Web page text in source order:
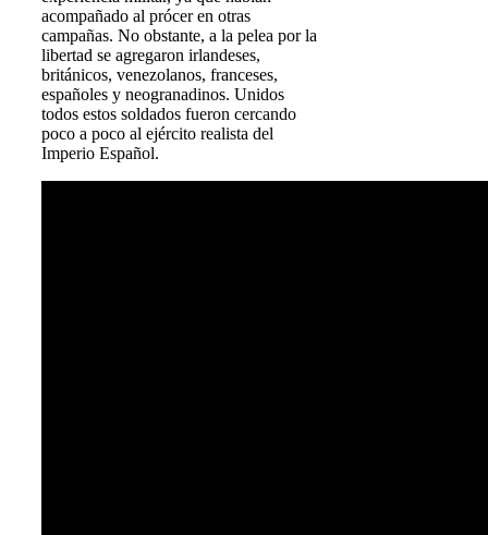
acompañado al prócer en otras
campañas. No obstante, a la pelea por la
libertad se agregaron irlandeses,
británicos, venezolanos, franceses,
españoles y neogranadinos. Unidos
todos estos soldados fueron cercando
poco a poco al ejército realista del
Imperio Español.